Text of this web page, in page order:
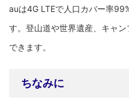
auは4G LTEで人口カバー率
す。登山道や世界遺産、キャ
できます。
ちなみに